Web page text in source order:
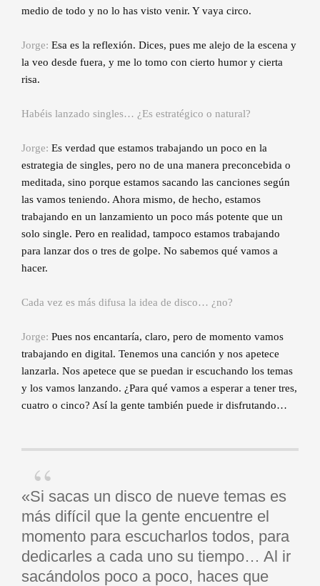
medio de todo y no lo has visto venir. Y vaya circo.
Jorge: Esa es la reflexión. Dices, pues me alejo de la escena y
la veo desde fuera, y me lo tomo con cierto humor y cierta
risa.
Habéis lanzado singles… ¿Es estratégico o natural?
Jorge: Es verdad que estamos trabajando un poco en la
estrategia de singles, pero no de una manera preconcebida o
meditada, sino porque estamos sacando las canciones según
las vamos teniendo. Ahora mismo, de hecho, estamos
trabajando en un lanzamiento un poco más potente que un
solo single. Pero en realidad, tampoco estamos trabajando
para lanzar dos o tres de golpe. No sabemos qué vamos a
hacer.
Cada vez es más difusa la idea de disco… ¿no?
Jorge: Pues nos encantaría, claro, pero de momento vamos
trabajando en digital. Tenemos una canción y nos apetece
lanzarla. Nos apetece que se puedan ir escuchando los temas
y los vamos lanzando. ¿Para qué vamos a esperar a tener tres,
cuatro o cinco? Así la gente también puede ir disfrutando…
«Si sacas un disco de nueve temas es
más difícil que la gente encuentre el
momento para escucharlos todos, para
dedicarles a cada uno su tiempo… Al ir
sacándolos poco a poco, haces que